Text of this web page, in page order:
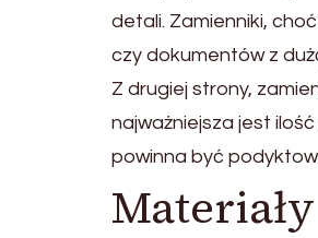
detali. Zamienniki,
czy dokumentów z
Z drugiej strony,
najważniejsza jest
powinna być